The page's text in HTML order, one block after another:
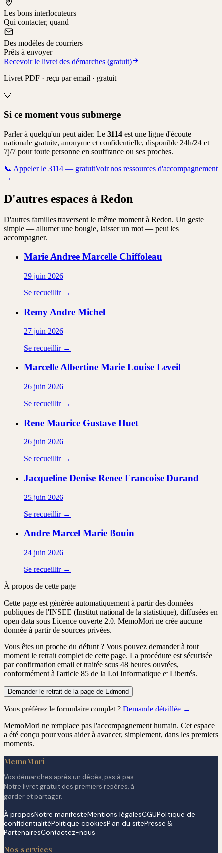
Les bons interlocuteurs
Qui contacter, quand
Des modèles de courriers
Prêts à envoyer
Recevoir le livret des démarches (gratuit)
Livret PDF · reçu par email · gratuit
🤍
Si ce moment vous submerge
Parler à quelqu'un peut aider. Le 3114 est une ligne d'écoute
nationale gratuite, anonyme et confidentielle, disponible 24h/24 et
7j/7 pour toute personne en souffrance ou ses proches.
📞 Appeler le 3114 — gratuitVoir nos ressources d'accompagnement
→
D'autres espaces à Redon
D'autres familles traversent le même moment à Redon. Un geste
simple — allumer une bougie, laisser un mot — peut les
accompagner.
Marie Andree Marcelle Chiffoleau
29 juin 2026
Se recueillir →
Remy Andre Michel
27 juin 2026
Se recueillir →
Marcelle Albertine Marie Louise Leveil
26 juin 2026
Se recueillir →
Rene Maurice Gustave Huet
26 juin 2026
Se recueillir →
Jacqueline Denise Renee Francoise Durand
25 juin 2026
Se recueillir →
Andre Marcel Marie Bouin
24 juin 2026
Se recueillir →
À propos de cette page
Cette page est générée automatiquement à partir des données
publiques de l'INSEE (Institut national de la statistique), diffusées en
open data sous Licence ouverte 2.0. MemoMori ne crée aucune
donnée à partir de sources privées.
Vous êtes un proche du défunt ? Vous pouvez demander à tout
moment le retrait complet de cette page. La procédure est sécurisée
par confirmation email et traitée sous 48 heures ouvrées,
conformément à l'article 85 de la Loi Informatique et Libertés.
Demander le retrait de la page de Edmond
Vous préférez le formulaire complet ? Demande détaillée →
MemoMori ne remplace pas l'accompagnement humain. Cet espace
a été conçu pour vous aider à avancer, simplement, dans les premiers
moments.
MemoMori
Vos démarches après un décès, pas à pas.
Notre livret gratuit des premiers repères, à
garder et partager.
À proposNotre manifesteMentions légalesCGUPolitique de
confidentialitéPolitique cookiesPlan du sitePresse &
PartenairesContactez-nous
Nos services